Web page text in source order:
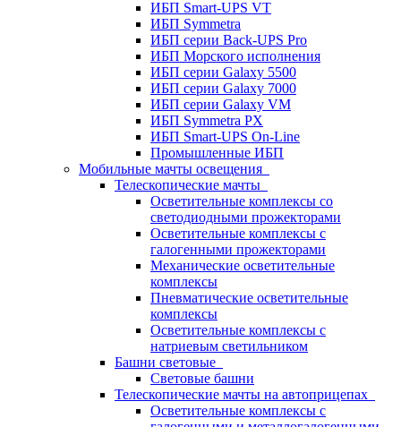
ИБП Smart-UPS VT
ИБП Symmetra
ИБП серии Back-UPS Pro
ИБП Морского исполнения
ИБП серии Galaxy 5500
ИБП серии Galaxy 7000
ИБП серии Galaxy VM
ИБП Symmetra PX
ИБП Smart-UPS On-Line
Промышленные ИБП
Мобильные мачты освещения
Телескопические мачты
Осветительные комплексы со
светодиодными прожекторами
Осветительные комплексы с
галогенными прожекторами
Механические осветительные
комплексы
Пневматические осветительные
комплексы
Осветительные комплексы с
натриевым светильником
Башни световые
Световые башни
Телескопические мачты на автоприцепах
Осветительные комплексы с